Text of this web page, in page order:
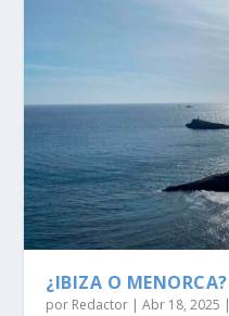
¿IBIZA O MENORCA?
por Redactor |Abr 18, 2025 |